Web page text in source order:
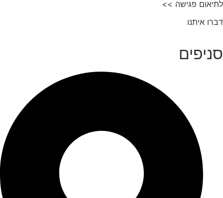
לתיאום פגישה >>
דברו איתנו
סניפים